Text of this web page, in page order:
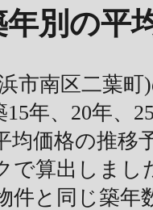
別の平
市南区二葉町
15年、20年、
均価格の推移
で算出しまし
件と同じ築年